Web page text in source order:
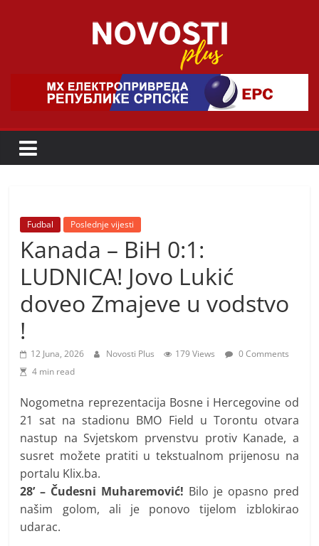
Novosti
Plus
o
a
l
p
o
z
i
n
i
h
v
i
j
Fudbal Poslednje vijesti
Kanada – BiH 0:1:
LUDNICA! Jovo Lukić
doveo Zmajeve u vodstvo
!
12 Juna, 2026 Novosti Plus 179 Views
0 Comments
4 min read
Nogometna reprezentacija Bosne i Hercegovine od
21 sat na stadionu BMO Field u Torontu otvara
nastup na Svjetskom prvenstvu protiv Kanade, a
susret možete pratiti u tekstualnom prijenosu na
portalu Klix.ba.
28’ – Čudesni Muharemović! Bilo je opasno pred
našim golom, ali je ponovo tijelom izblokirao
udarac.